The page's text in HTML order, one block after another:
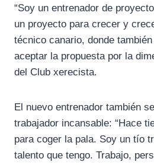
“Soy un entrenador de
un proyecto para crecer y
técnico canario, donde
aceptar la propuesta por la
del Club xerecista.
El nuevo entrenador también
trabajador incansable: “Hace
para coger la pala. Soy un tío
talento que tengo. Trabajo,